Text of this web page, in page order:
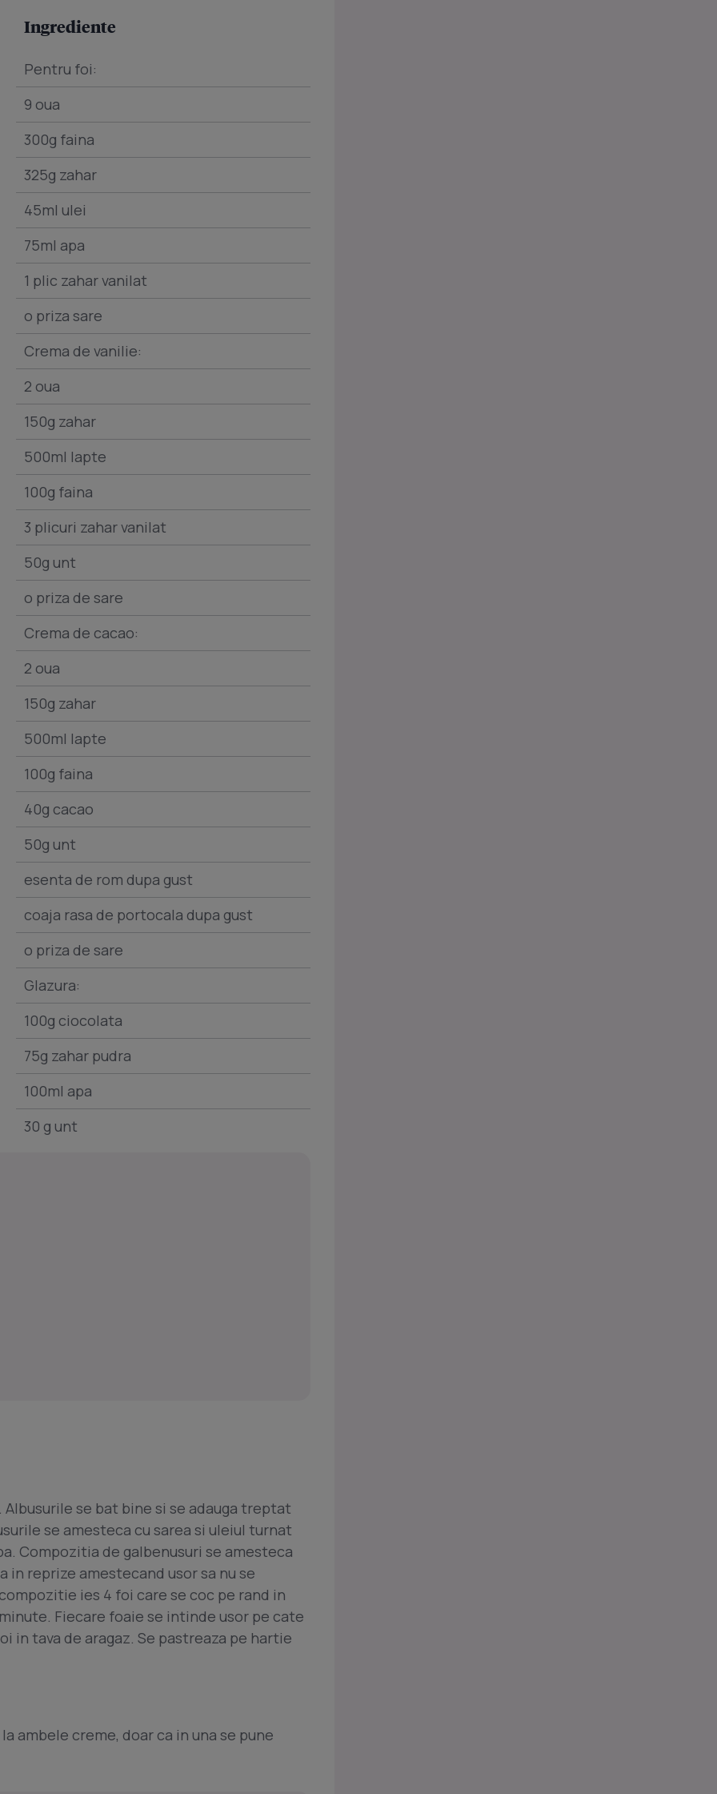
Ingrediente
Pentru foi:
9 oua
300g faina
325g zahar
45ml ulei
75ml apa
1 plic zahar vanilat
o priza sare
Crema de vanilie:
2 oua
150g zahar
500ml lapte
100g faina
3 plicuri zahar vanilat
50g unt
o priza de sare
Crema de cacao:
2 oua
150g zahar
500ml lapte
100g faina
40g cacao
50g unt
esenta de rom dupa gust
coaja rasa de portocala dupa gust
o priza de sare
Glazura:
100g ciocolata
75g zahar pudra
100ml apa
30 g unt
se bat bine si se adauga treptat
se amesteca cu sarea si uleiul turnat
Compozitia de galbenusuri se amesteca
in reprize amestecand usor sa nu se
ies 4 foi care se coc pe rand in
Fiecare foaie se intinde usor pe cate
in tava de aragaz. Se pastreaza pe hartie
ambele creme, doar ca in una se pune